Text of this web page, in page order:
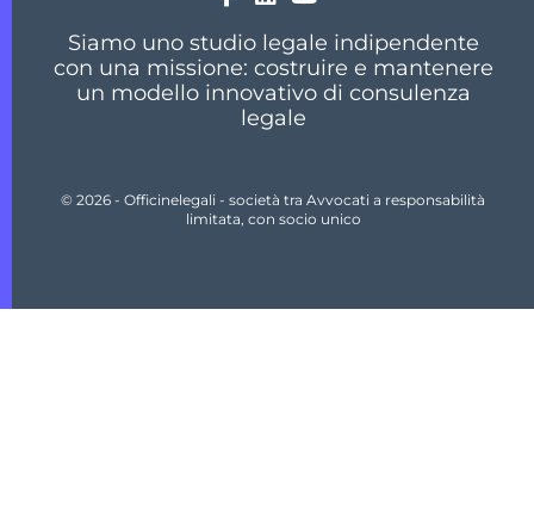
Siamo uno studio legale indipendente
con una missione: costruire e mantenere
un modello innovativo di consulenza
legale
© 2026 - Officinelegali - società tra Avvocati a responsabilità
limitata, con socio unico